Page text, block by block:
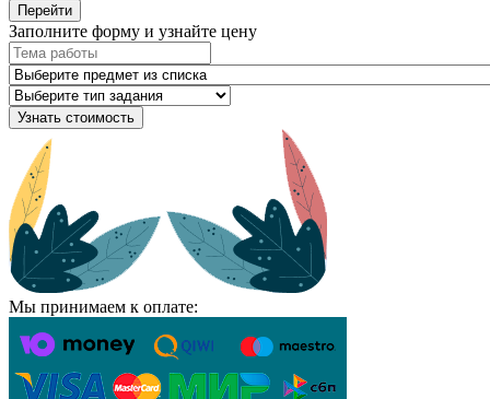
Перейти
Заполните форму и узнайте цену
Узнать стоимость
Мы принимаем к оплате: